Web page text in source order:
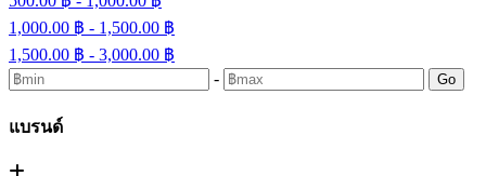
1,000.00 ฿ - 1,500.00 ฿
1,500.00 ฿ - 3,000.00 ฿
-
Go
แบรนด์